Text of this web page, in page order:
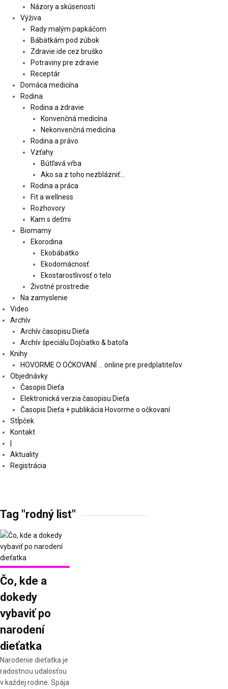
Názory a skúsenosti
Výživa
Rady malým papkáčom
Bábätkám pod zúbok
Zdravie ide cez bruško
Potraviny pre zdravie
Receptár
Domáca medicína
Rodina
Rodina a zdravie
Konvenčná medicína
Nekonvenčná medicína
Rodina a právo
Vzťahy
Bútľavá vŕba
Ako sa z toho nezblázniť…
Rodina a práca
Fit a wellness
Rozhovory
Kam s deťmi
Biomamy
Ekorodina
Ekobábätko
Ekodomácnosť
Ekostarostlivosť o telo
Životné prostredie
Na zamyslenie
Video
Archív
Archív časopisu Dieťa
Archív špeciálu Dojčiatko & batoľa
Knihy
HOVORME O OČKOVANÍ … online pre predplatiteľov
Objednávky
Časopis Dieťa
Elektronická verzia časopisu Dieťa
Časopis Dieťa + publikácia Hovorme o očkovaní
Stĺpček
Kontakt
Aktuality
Registrácia
Tag "rodný list"
Čo, kde a
dokedy
vybaviť po
narodení
dieťatka
Narodenie dieťatka je
radostnou udalosťou
v každej rodine. Spája